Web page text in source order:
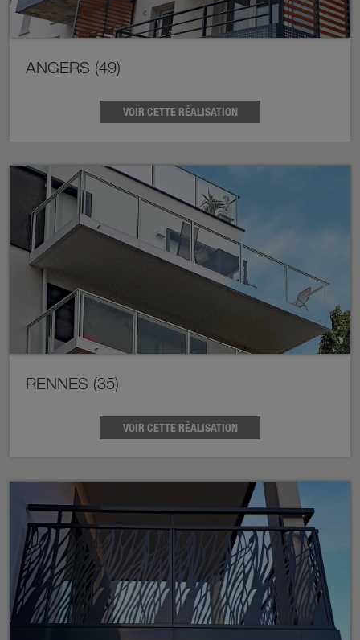
ANGERS (49)
VOIR CETTE RÉALISATION
RENNES (35)
VOIR CETTE RÉALISATION